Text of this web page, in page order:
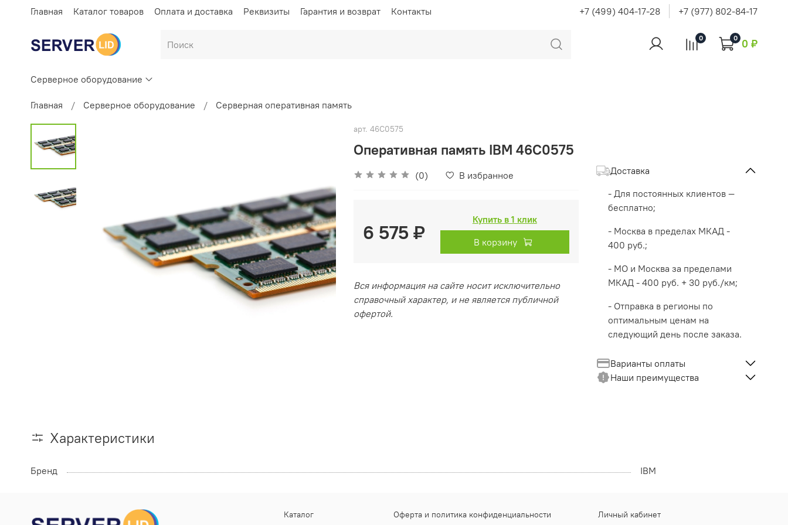
Главная Каталог товаров Оплата и доставка Реквизиты Гарантия и возврат Контакты +7 (499) 404-17-28 +7 (977) 802-84-17
0 0 0 ₽
Серверное оборудование
Главная Серверное оборудование Серверная оперативная память
арт. 46C0575
Оперативная память IBM 46C0575
(0) В избранное
6 575 ₽
Купить в 1 клик
В корзину
Вся информация на сайте носит исключительно
справочный характер, и не является публичной
офертой.
Доставка
- Для постоянных клиентов —
бесплатно;
- Москва в пределах МКАД -
400 руб.;
- МО и Москва за пределами
МКАД - 400 руб. + 30 руб./км;
- Отправка в регионы по
оптимальным ценам на
следующий день после заказа.
Варианты оплаты
Наши преимущества
Характеристики
Бренд IBM
Каталог Оферта и политика конфиденциальности Личный кабинет